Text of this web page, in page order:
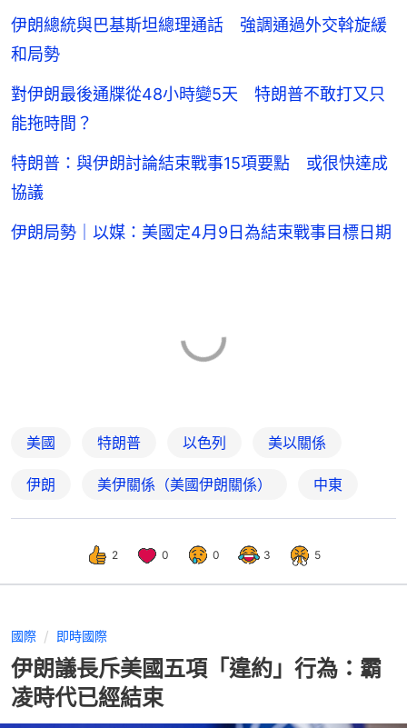
伊朗總統與巴基斯坦總理通話 強調通過外交斡旋緩
和局勢
對伊朗最後通牒從48小時變5天 特朗普不敢打又只
能拖時間？
特朗普：與伊朗討論結束戰事15項要點 或很快達成
協議
伊朗局勢｜以媒：美國定4月9日為結束戰事目標日期
美國 特朗普 以色列 美以關係
伊朗 美伊關係（美國伊朗關係） 中東
2 0 0 3 5
國際 即時國際
伊朗議長斥美國五項「違約」行為：霸
凌時代已經結束